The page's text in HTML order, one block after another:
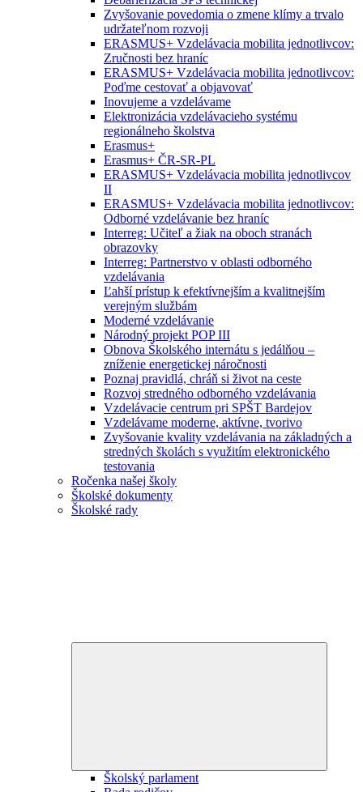
Zvyšovanie povedomia o zmene klímy a trvalo
udržateľnom rozvoji
ERASMUS+ Vzdelávacia mobilita jednotlivcov:
Zručnosti bez hraníc
ERASMUS+ Vzdelávacia mobilita jednotlivcov:
Poďme cestovať a objavovať
Inovujeme a vzdelávame
Elektronizácia vzdelávacieho systému
regionálneho školstva
Erasmus+
Erasmus+ ČR-SR-PL
ERASMUS+ Vzdelávacia mobilita jednotlivcov
II
ERASMUS+ Vzdelávacia mobilita jednotlivcov:
Odborné vzdelávanie bez hraníc
Interreg: Učiteľ a žiak na oboch stranách
obrazovky
Interreg: Partnerstvo v oblasti odborného
vzdelávania
Ľahší prístup k efektívnejším a kvalitnejším
verejným službám
Moderné vzdelávanie
Národný projekt POP III
Obnova Školského internátu s jedálňou –
zníženie energetickej náročnosti
Poznaj pravidlá, chráň si život na ceste
Rozvoj stredného odborného vzdelávania
Vzdelávacie centrum pri SPŠT Bardejov
Vzdelávame moderne, aktívne, tvorivo
Zvyšovanie kvality vzdelávania na základných a
stredných školách s využitím elektronického
testovania
Ročenka našej školy
Školské dokumenty
Školské rady
Školský parlament